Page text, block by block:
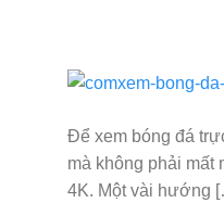
Để xem bóng đá
mà không phải
4K. Một vài hướng